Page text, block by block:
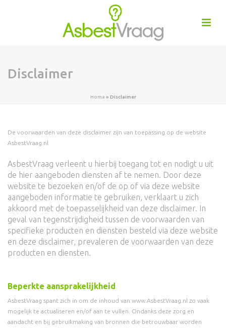
Disclaimer
Home» Disclaimer
De voorwaarden van deze disclaimer zijn van toepassing op de website
AsbestVraag.nl
AsbestVraag verleent u hierbij toegang tot en nodigt u uit
de hier aangeboden diensten af te nemen. Door deze
website te bezoeken en/of de op of via deze website
aangeboden informatie te gebruiken, verklaart u zich
akkoord met de toepasselijkheid van deze disclaimer. In
geval van tegenstrijdigheid tussen de voorwaarden van
specifieke producten en diensten besteld via deze website
en deze disclaimer, prevaleren de voorwaarden van deze
producten en diensten.
Beperkte aansprakelijkheid
AsbestVraag spant zich in om de inhoud van www.AsbestVraag.nl zo vaak
mogelijk te actualiseren en/of aan te vullen. Ondanks deze zorg en
aandacht en bij gebruikmaking van bronnen die betrouwbaar worden